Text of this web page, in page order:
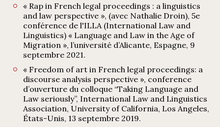
« Rap in French legal proceedings : a linguistics
and law perspective », (avec Nathalie Droin), 5e
conférence de l'ILLA (International Law and
Linguistics) « Language and Law in the Age of
Migration », l’université d’Alicante, Espagne, 9
septembre 2021.
« Freedom of art in French legal proceedings: a
discourse analysis perspective », conference
d’ouverture du colloque “Taking Language and
Law seriously”, International Law and Linguistics
Association, University of California, Los Angeles,
États-Unis, 13 septembre 2019.